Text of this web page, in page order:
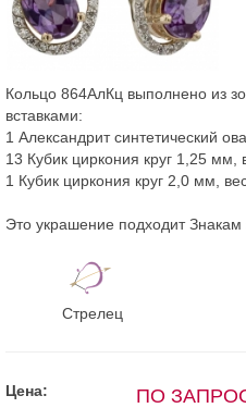
Кольцо 864АлКц выполнено из
вставками:
1 Александрит синтетический
13 Кубик циркония круг 1,25 мм,
1 Кубик циркония круг 2,0 мм,
Это украшение подходит Знакам
Стрелец
Цена: ПО